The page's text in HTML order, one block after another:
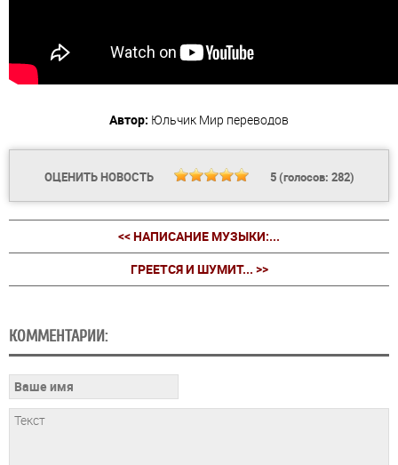
Автор: Юльчик Мир переводов
ОЦЕНИТЬ НОВОСТЬ 5(голосов: 282)
<< НАПИСАНИЕ МУЗЫКИ:...
ГРЕЕТСЯ И ШУМИТ... >>
КОММЕНТАРИИ: